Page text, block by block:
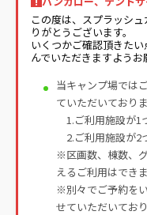
この度は、スプラッシ
りがとうございます。
いくつかご確認頂きた
んでいただきますようお
当キャンプ場では
ていただいておりま
1.ご利用施設が1
2.ご利用施設が2
※区画数、棟数、
えるご利用はできま
※別々でご予約を
せていただいてお